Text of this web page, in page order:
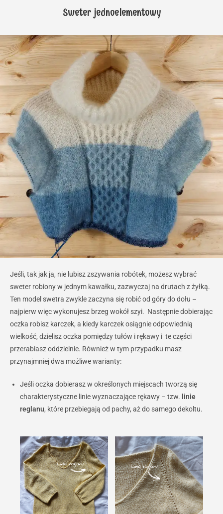
Sweter jednoelementowy
Jeśli, tak jak ja, nie lubisz zszywania robótek, możesz wybrać
sweter robiony w jednym kawałku, zazwyczaj na drutach z żyłką.
Ten model swetra zwykle zaczyna się robić od góry do dołu –
najpierw więc wykonujesz brzeg wokół szyi. Następnie dobierając
oczka robisz karczek, a kiedy karczek osiągnie odpowiednią
wielkość, dzielisz oczka pomiędzy tułów i rękawy i te części
przerabiasz oddzielnie. Również w tym przypadku masz
przynajmniej dwa możliwe warianty:
Jeśli oczka dobierasz w określonych miejscach tworzą się
charakterystyczne linie wyznaczające rękawy – tzw. linie
reglanu, które przebiegają od pachy, aż do samego dekoltu.